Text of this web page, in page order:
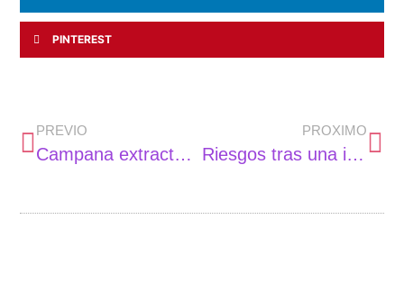
PINTEREST
PREVIO
Campana extractora: libre de humos, pero con ruido
PROXIMO
Riesgos tras una intervención médica